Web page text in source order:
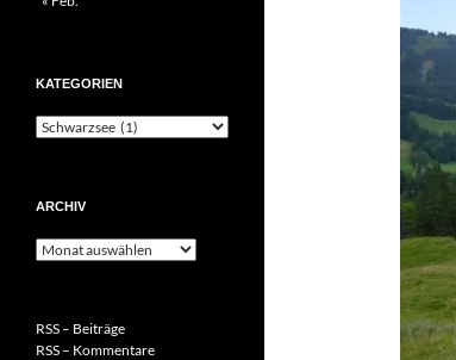
KATEGORIEN
Kategorien
ARCHIV
Archiv
RSS – Beiträge
RSS – Kommentare